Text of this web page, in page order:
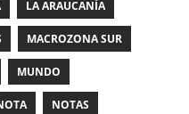
LA ARAUCANÍA
MACROZONA SUR
MUNDO
NOTAS